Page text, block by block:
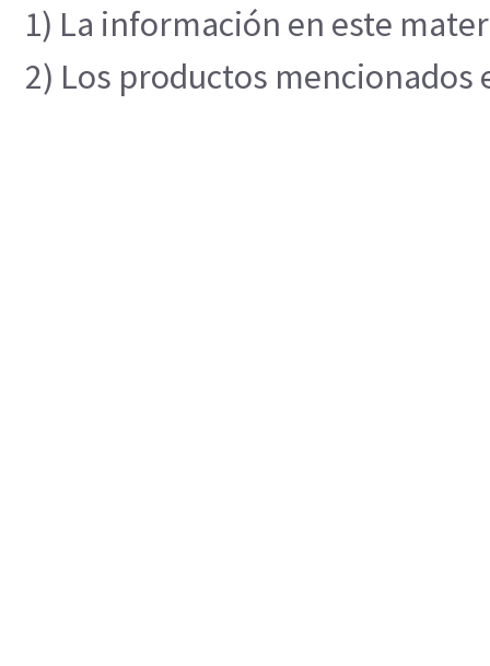
1) La información en este
2) Los productos